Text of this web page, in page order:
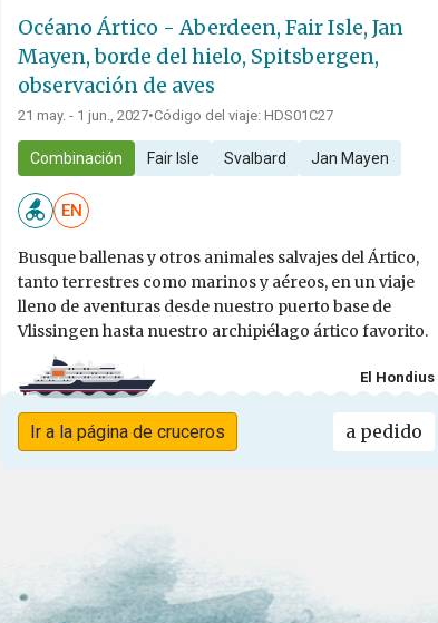
Océano Ártico - Aberdeen, Fair Isle, Jan
Mayen, borde del hielo, Spitsbergen,
observación de aves
21 may. - 1 jun., 2027•Código del viaje: HDS01C27
Combinación Fair Isle Svalbard Jan Mayen
EN
Busque ballenas y otros animales salvajes del Ártico,
tanto terrestres como marinos y aéreos, en un viaje
lleno de aventuras desde nuestro puerto base de
Vlissingen hasta nuestro archipiélago ártico favorito.
El Hondius
Ir a la página de cruceros a pedido